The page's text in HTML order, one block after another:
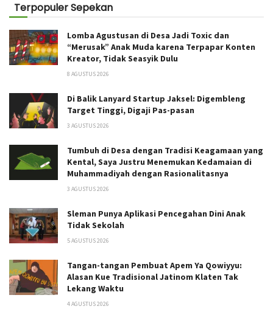
Terpopuler Sepekan
Lomba Agustusan di Desa Jadi Toxic dan
“Merusak” Anak Muda karena Terpapar Konten
Kreator, Tidak Seasyik Dulu
8 AGUSTUS 2026
Di Balik Lanyard Startup Jaksel: Digembleng
Target Tinggi, Digaji Pas-pasan
3 AGUSTUS 2026
Tumbuh di Desa dengan Tradisi Keagamaan yang
Kental, Saya Justru Menemukan Kedamaian di
Muhammadiyah dengan Rasionalitasnya
3 AGUSTUS 2026
Sleman Punya Aplikasi Pencegahan Dini Anak
Tidak Sekolah
5 AGUSTUS 2026
Tangan-tangan Pembuat Apem Ya Qowiyyu:
Alasan Kue Tradisional Jatinom Klaten Tak
Lekang Waktu
4 AGUSTUS 2026